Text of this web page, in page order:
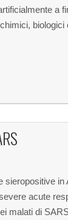
a
biologici
sieropositive in
acute
malati di